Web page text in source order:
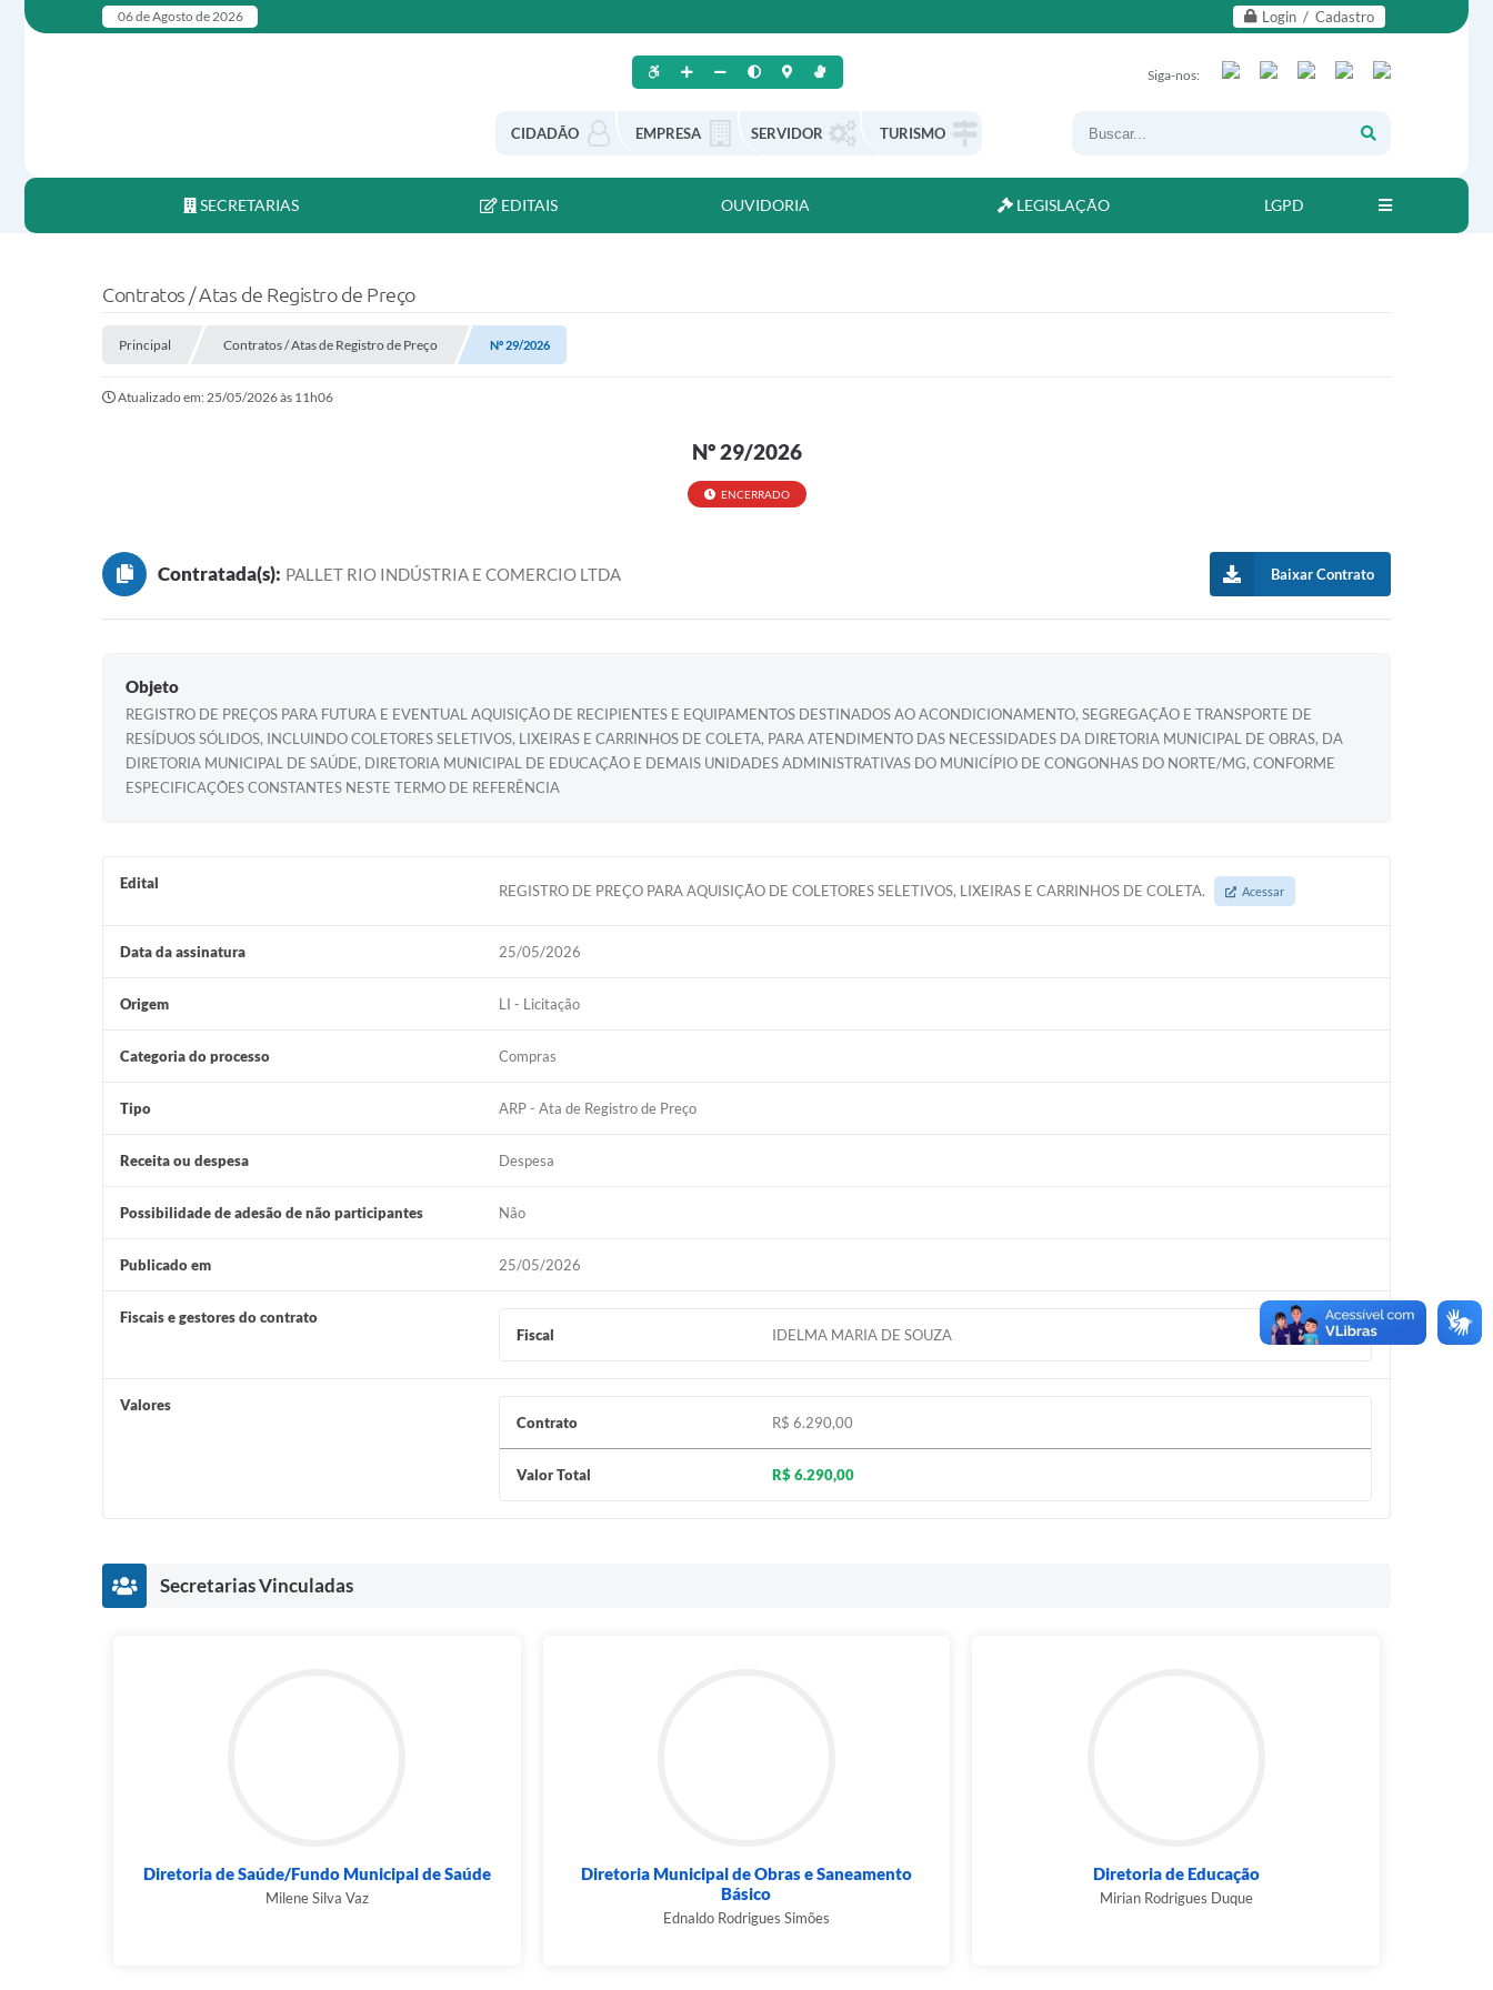
Login / Cadastro
06 de Agosto de 2026
CIDADÃO EMPRESA SERVIDOR TURISMO
Siga-nos:
SECRETARIAS EDITAIS OUVIDORIA LEGISLAÇÃO LGPD
Contratos / Atas de Registro de Preço
Principal Contratos / Atas de Registro de Preço Nº 29/2026
Atualizado em: 25/05/2026 às 11h06
Nº 29/2026
ENCERRADO
Contratada(s): PALLET RIO INDÚSTRIA E COMERCIO LTDA Baixar Contrato
Objeto
REGISTRO DE PREÇOS PARA FUTURA E EVENTUAL AQUISIÇÃO DE RECIPIENTES E EQUIPAMENTOS DESTINADOS AO ACONDICIONAMENTO, SEGREGAÇÃO E TRANSPORTE DE
RESÍDUOS SÓLIDOS, INCLUINDO COLETORES SELETIVOS, LIXEIRAS E CARRINHOS DE COLETA, PARA ATENDIMENTO DAS NECESSIDADES DA DIRETORIA MUNICIPAL DE OBRAS, DA
DIRETORIA MUNICIPAL DE SAÚDE, DIRETORIA MUNICIPAL DE EDUCAÇÃO E DEMAIS UNIDADES ADMINISTRATIVAS DO MUNICÍPIO DE CONGONHAS DO NORTE/MG, CONFORME
ESPECIFICAÇÕES CONSTANTES NESTE TERMO DE REFERÊNCIA
Edital REGISTRO DE PREÇO PARA AQUISIÇÃO DE COLETORES SELETIVOS, LIXEIRAS E CARRINHOS DE COLETA. Acessar
Data da assinatura 25/05/2026
Origem LI - Licitação
Categoria do processo Compras
Tipo ARP - Ata de Registro de Preço
Receita ou despesa Despesa
Possibilidade de adesão de não participantes Não
Publicado em 25/05/2026
Fiscais e gestores do contrato
Fiscal
IDELMA MARIA DE SOUZA
Valores
Contrato
R$ 6.290,00
Valor Total R$ 6.290,00
Secretarias Vinculadas
Diretoria de Saúde/Fundo Municipal de Saúde
Milene Silva Vaz
Diretoria Municipal de Obras e Saneamento
Básico
Ednaldo Rodrigues Simões
Diretoria de Educação
Mirian Rodrigues Duque